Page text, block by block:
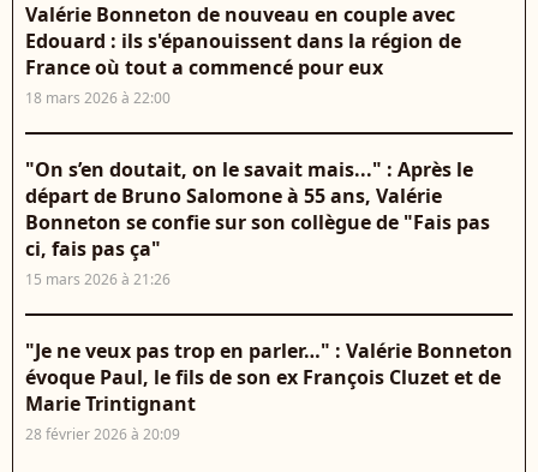
Valérie Bonneton de nouveau en couple avec
Edouard : ils s'épanouissent dans la région de
France où tout a commencé pour eux
18 mars 2026 à 22:00
"On s’en doutait, on le savait mais..." : Après le
départ de Bruno Salomone à 55 ans, Valérie
Bonneton se confie sur son collègue de "Fais pas
ci, fais pas ça"
15 mars 2026 à 21:26
"Je ne veux pas trop en parler…" : Valérie Bonneton
évoque Paul, le fils de son ex François Cluzet et de
Marie Trintignant
28 février 2026 à 20:09